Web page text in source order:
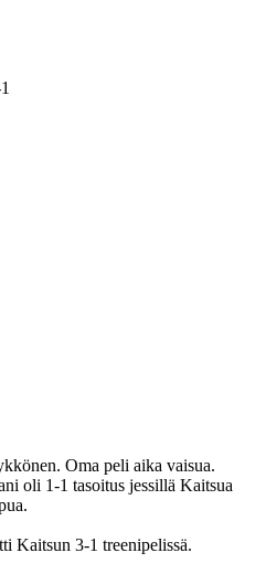
Oma peli aika vaisua.
oli 1-1 tasoitus jessillä Kaitsua
Kaitsun 3-1 treenipelissä.